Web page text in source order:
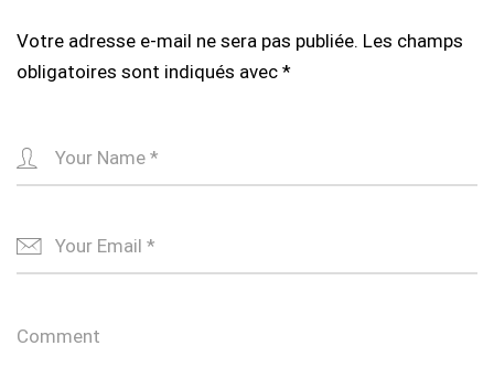
Votre adresse e-mail ne sera pas publiée. Les champs
obligatoires sont indiqués avec *